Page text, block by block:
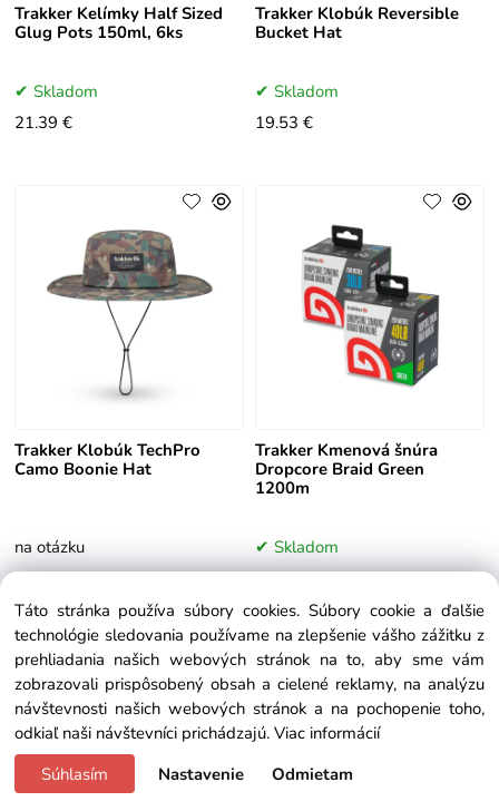
Trakker Kelímky Half Sized
Glug Pots 150ml, 6ks
Skladom
21.39 €
Trakker Klobúk Reversible
Bucket Hat
Skladom
19.53 €
Trakker Klobúk TechPro
Camo Boonie Hat
na otázku
23.25 €
Trakker Kmenová šnúra
Dropcore Braid Green
1200m
Skladom
133.92 €
- 25%
TOP PRODUKT
UŠETRÍTE
Doprava zadarmo
Táto stránka používa súbory cookies. Súbory cookie a ďalšie
technológie sledovania používame na zlepšenie vášho zážitku z
prehliadania našich webových stránok na to, aby sme vám
zobrazovali prispôsobený obsah a cielené reklamy, na analýzu
návštevnosti našich webových stránok a na pochopenie toho,
odkiaľ naši návštevníci prichádzajú. Viac informácií
Súhlasím
Nastavenie Odmietam